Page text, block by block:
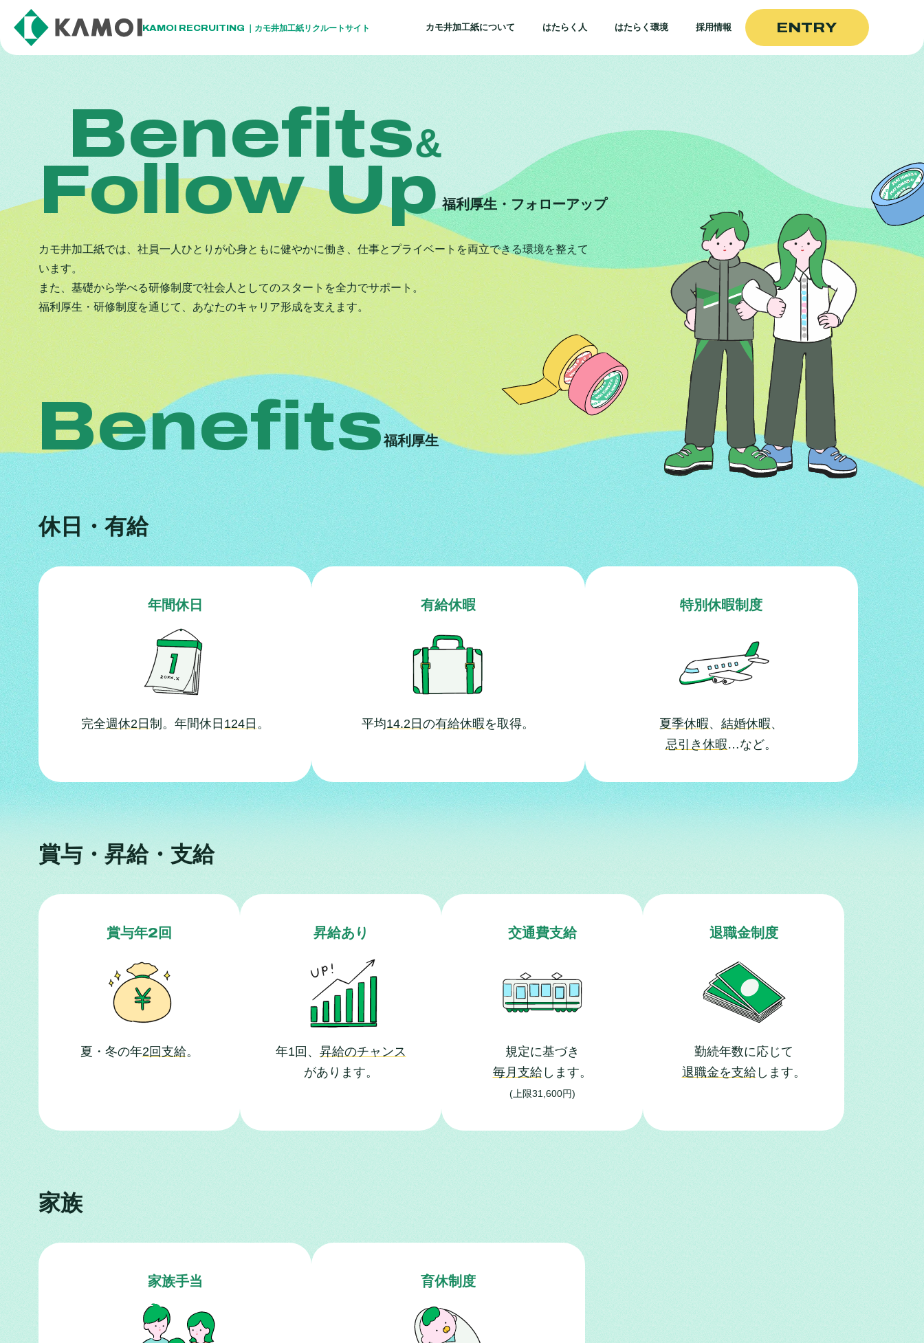
KAMOI RECRUITING カモ井加工紙リクルートサイト カモ井加工紙について はたらく人 はたらく環境 採用情報 ENTRY
Benefits&
Follow Up 福利厚生・フォローアップ
カモ井加工紙では、社員一人ひとりが心身ともに健やかに働き、仕事とプライベートを両立できる環境を整えて
います。
また、基礎から学べる研修制度で社会人としてのスタートを全力でサポート。
福利厚生・研修制度を通じて、あなたのキャリア形成を支えます。
Benefits福利厚生
休日・有給
年間休日
完全週休2日 制。年間休日 124日 。
有給休暇
平均14.2日の有給休暇を取得。
特別休暇制度
夏季休暇、結婚休暇、
忌引き休暇…など。
賞与・昇給・支給
賞与年2回
夏・冬の年2回支給。
昇給あり
年1回、 昇給のチャンス
があります。
交通費支給
規定に基づき
毎月支給 します。
(上限31,600円)
退職金制度
勤続年数に応じて
退職金を支給 します。
家族
家族手当 育休制度